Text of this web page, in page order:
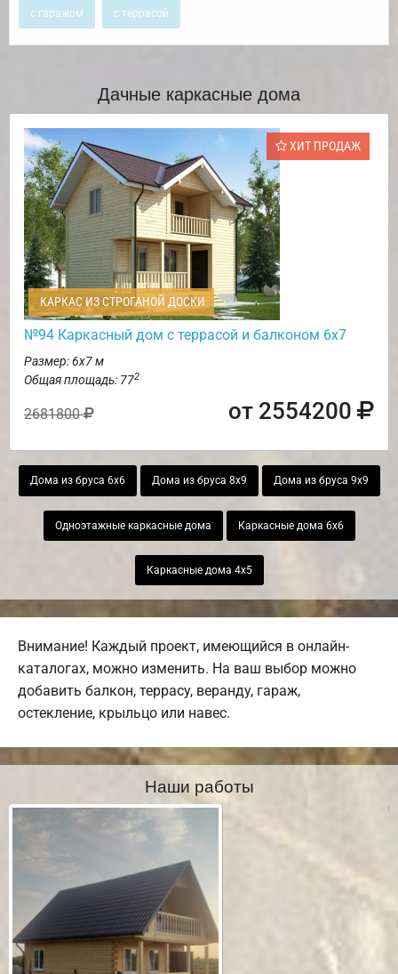
с гаражом с террасой
Дачные каркасные дома
ХИТ ПРОДАЖ
КАРКАС ИЗ СТРОГАНОЙ ДОСКИ
№94 Каркасный дом с террасой и балконом 6х7
Размер: 6х7 м
Общая площадь: 772
2681800 от 2554200
Дома из бруса 6х6 Дома из бруса 8х9 Дома из бруса 9х9
Одноэтажные каркасные дома Каркасные дома 6х6
Каркасные дома 4х5
Внимание! Каждый проект, имеющийся в онлайн-
каталогах, можно изменить. На ваш выбор можно
добавить балкон, террасу, веранду, гараж,
остекление, крыльцо или навес.
Наши работы